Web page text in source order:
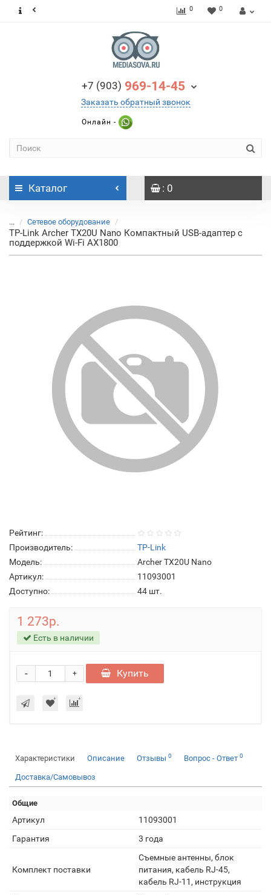
0 0
+7 (903) 969-14-45
Заказать обратный звонок
Онлайн -
Каталог : 0
... Сетевое оборудование
TP-Link Archer TX20U Nano Компактный USB-адаптер с
поддержкой Wi-Fi AX1800
Рейтинг:
Производитель:
TP-Link
Модель:
Archer TX20U Nano
Артикул:
11093001
Доступно:
44 шт.
1 273р.
Есть в наличии
+
- Купить
Характеристики Описание Отзывы 0 Вопрос - Ответ 0
Доставка/Самовывоз
Общие
Артикул
11093001
Гарантия
3 года
Комплект поставки
Съемные антенны, блок
питания, кабель RJ-45,
кабель RJ-11, инструкция